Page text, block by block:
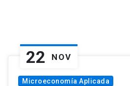
22 NOV
Microeconomía Aplicada